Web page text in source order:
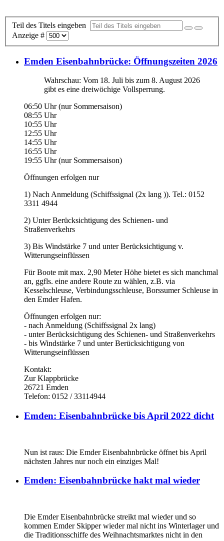
Teil des Titels eingeben
Anzeige #
Emden Eisenbahnbrücke: Öffnungszeiten 2026
Wahrschau: Vom 18. Juli bis zum 8. August 2026
gibt es eine dreiwöchige Vollsperrung.
06:50 Uhr (nur Sommersaison)
08:55 Uhr
10:55 Uhr
12:55 Uhr
14:55 Uhr
16:55 Uhr
19:55 Uhr (nur Sommersaison)
Öffnungen erfolgen nur
1) Nach Anmeldung (Schiffssignal (2x lang )). Tel.: 0152
3311 4944
2) Unter Berücksichtigung des Schienen- und
Straßenverkehrs
3) Bis Windstärke 7 und unter Berücksichtigung v.
Witterungseinflüssen
Für Boote mit max. 2,90 Meter Höhe bietet es sich manchmal
an, ggfls. eine andere Route zu wählen, z.B. via
Kesselschleuse, Verbindungsschleuse, Borssumer Schleuse in
den Emder Hafen.
Öffnungen erfolgen nur:
- nach Anmeldung (Schiffssignal 2x lang)
- unter Berücksichtigung des Schienen- und Straßenverkehrs
- bis Windstärke 7 und unter Berücksichtigung von
Witterungseinflüssen
Kontakt:
Zur Klappbrücke
26721 Emden
Telefon: 0152 / 33114944
Emden: Eisenbahnbrücke bis April 2022 dicht
Nun ist raus: Die Emder Eisenbahnbrücke öffnet bis April
nächsten Jahres nur noch ein einziges Mal!
Emden: Eisenbahnbrücke hakt mal wieder
Die Emder Eisenbahnbrücke streikt mal wieder und so
kommen Emder Skipper wieder mal nicht ins Winterlager und
die Traditionsschiffe des Weihnachtsmarktes nicht in den